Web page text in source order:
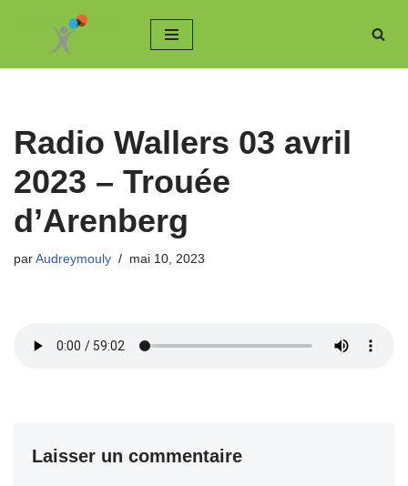
au
Radio Wallers 03 avril
2023 – Trouée
d’Arenberg
par Audreymouly mai 10, 2023
Laisser un commentaire